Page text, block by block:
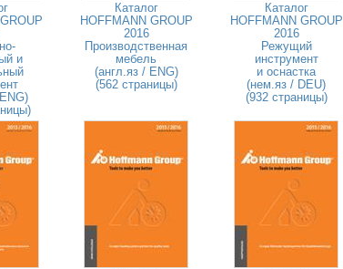
и
Каталог
HOFFMANN GROUP
2016
Производственная
мебель
(англ.яз / ENG)
(562 страницы)
Каталог
HOFFMANN GROUP
2016
Режущий
инструмент
и оснастка
(нем.яз / DEU)
(932 страницы)